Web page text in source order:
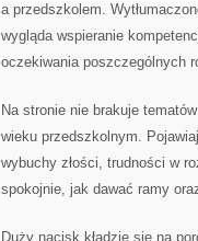
a przedszkolem.
wygląda wspieranie
oczekiwania poszczególnych
Na stronie nie brakuje
wieku przedszkolnym.
wybuchy złości, trudności w
spokojnie, jak dawać ramy
Duży nacisk kładzie się na